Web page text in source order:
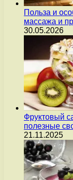
Польза и
массажа и
30.05.2026
Фруктовый
полезные
21.11.2025